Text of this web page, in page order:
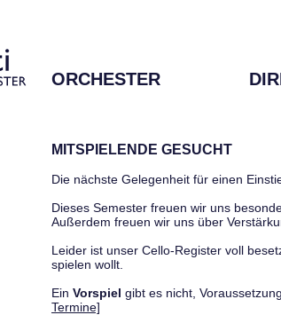
ORCHESTER
MITSPIELENDE GESUCHT
Die nächste Gelegenheit für einen
Dieses Semester freuen wir uns
Außerdem freuen wir uns über
Leider ist unser Cello-Register voll
spielen wollt.
Ein Vorspiel gibt es nicht,
Termine]